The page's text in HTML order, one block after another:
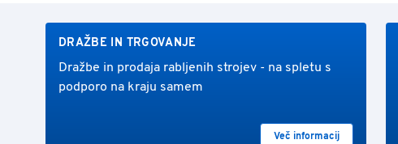
DRAŽBE IN TRGOVANJE
Dražbe in prodaja rabljenih strojev - na spletu s
podporo na kraju samem
Več informacij